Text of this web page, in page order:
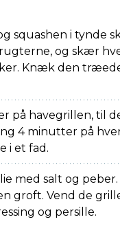
squashen i tynde
og skær
Knæk den
på havegrillen, til
4 minutter på
i et fad.
med salt og peber.
groft. Vend de
og persille.